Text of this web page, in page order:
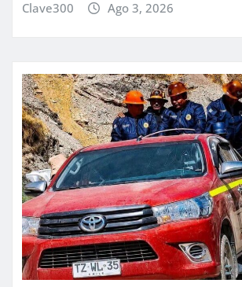
Clave300 Ago 3, 2026